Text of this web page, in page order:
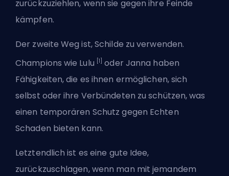
zurückzuziehlen, wenn sie gegen ihre Feinde
kämpfen.
Der zweite Weg ist, Schilde zu verwenden.
Champions wie Lulu [1] oder Janna haben
Fähigkeiten, die es ihnen ermöglichen, sich
selbst oder ihre Verbündeten zu schützen, was
einen temporären Schutz gegen Echten
Schaden bieten kann.
Letztendlich ist es eine gute Idee,
zurückzuschlagen, wenn man mit jemandem